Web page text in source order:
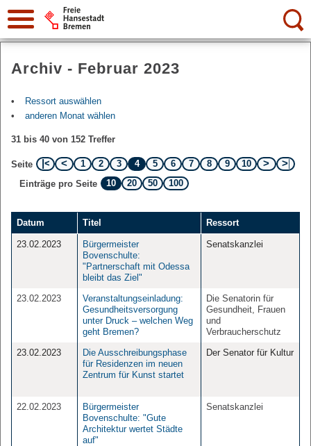
Suche:
Archiv - Februar 2023
Ressort auswählen
anderen Monat wählen
31 bis 40 von 152 Treffer
Seite 1 2 3 4 5 6 7 8 9
10
Einträge pro Seite
10 20 50 100
Datum Titel Ressort
23.02.2023
Bürgermeister
Bovenschulte:
"Partnerschaft mit Odessa
bleibt das Ziel"
Senatskanzlei
23.02.2023
Veranstaltungseinladung:
Gesundheitsversorgung
unter Druck – welchen Weg
geht Bremen?
Die Senatorin für
Gesundheit, Frauen
und
Verbraucherschutz
23.02.2023
Die Ausschreibungsphase
für Residenzen im neuen
Zentrum für Kunst startet
Der Senator für Kultur
22.02.2023
Bürgermeister
Bovenschulte: "Gute
Architektur wertet Städte
auf"
Senatskanzlei